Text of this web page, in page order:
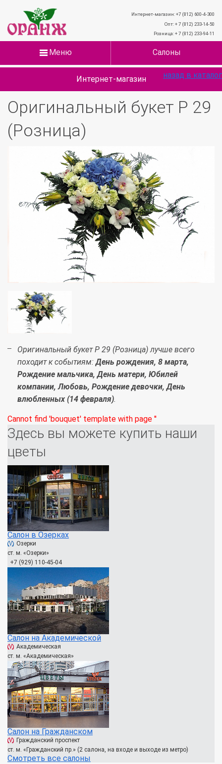
Интернет-магазин: +7 (812) 600-4-300
Опт: + 7 (812) 233-14-50
Розница: + 7 (812) 233-94-11
Меню Салоны
Интернет-магазин
Оригинальный букет Р 29
(Розница)
назад в каталог
Оригинальный букет Р 29 (Розница) лучше всего
походит к событиям:День рождения, 8 марта,
Рождение мальчика, День матери, Юбилей
компании, Любовь, Рождение девочки, День
влюбленных (14 февраля).
Cannot find 'bouquet' template with page ''
Здесь вы можете купить наши
цветы
Салон в Озерках
Озерки
ст. м. «Озерки»
+7 (929) 110-45-04
Салон на Академической
Академическая
ст. м. «Академическая»
Салон на Гражданском
Гражданский проспект
ст. м. «Гражданский пр.» (2 салона, на входе и выходе из метро)
Смотреть все салоны